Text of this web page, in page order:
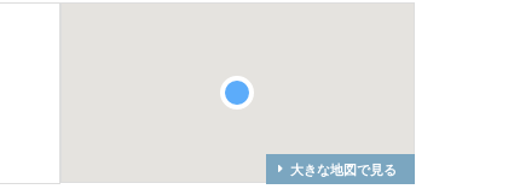
大きな地図で見る